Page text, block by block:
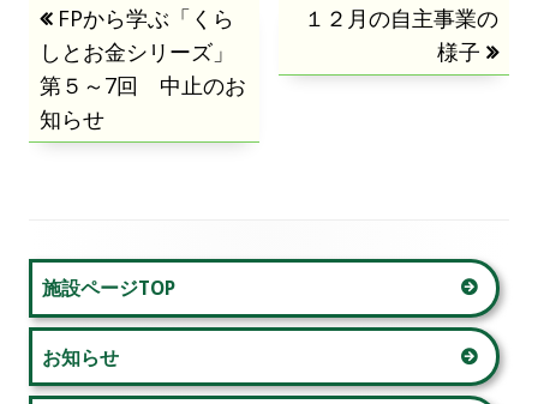
投
稿
ナ
ー
シ
ョ
前
の
記
事:
FPから学ぶ「くら
しとお金シリーズ」
第５～7回 中止のお
知らせ
次
記
１２月の自主事業の
様子
メ
イ
ン
施設ページTOP
お知らせ